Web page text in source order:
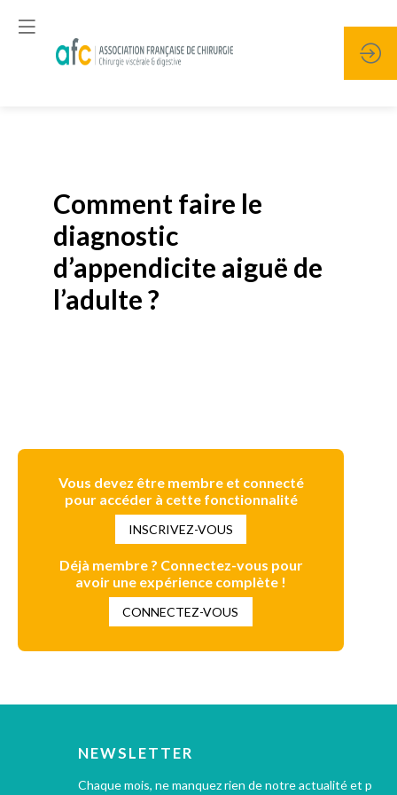
Comment faire le
diagnostic
d’appendicite aiguë de
l’adulte ?
Vous devez être membre et connecté
pour accéder à cette fonctionnalité
INSCRIVEZ-VOUS
Déjà membre ? Connectez-vous pour
avoir une expérience complète !
CONNECTEZ-VOUS
NEWSLETTER
Chaque mois, ne manquez rien de notre actualité et